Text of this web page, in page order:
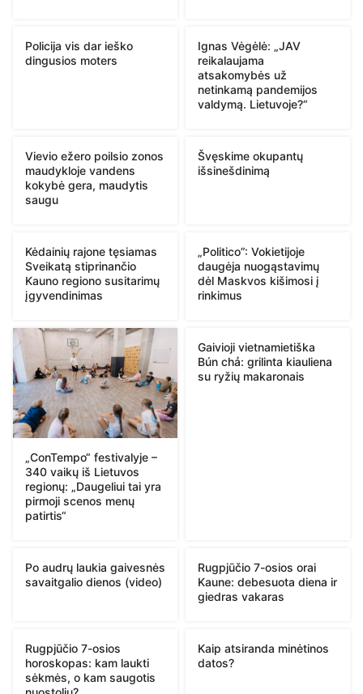
Policija vis dar ieško
dingusios moters
Ignas Vėgėlė: „JAV
reikalaujama
atsakomybės už
netinkamą pandemijos
valdymą. Lietuvoje?“
Vievio ežero poilsio zonos
maudykloje vandens
kokybė gera, maudytis
saugu
Švęskime okupantų
išsinešdinimą
Kėdainių rajone tęsiamas
Sveikatą stiprinančio
Kauno regiono susitarimų
įgyvendinimas
„Politico”: Vokietijoje
daugėja nuogąstavimų
dėl Maskvos kišimosi į
rinkimus
„ConTempo“ festivalyje –
340 vaikų iš Lietuvos
regionų: „Daugeliui tai yra
pirmoji scenos menų
patirtis“
Gaivioji vietnamietiška
Bún chả: grilinta kiauliena
su ryžių makaronais
Po audrų laukia gaivesnės
savaitgalio dienos (video)
Rugpjūčio 7-osios orai
Kaune: debesuota diena ir
giedras vakaras
Rugpjūčio 7-osios
horoskopas: kam laukti
sėkmės, o kam saugotis
Kaip atsiranda minėtinos
datos?